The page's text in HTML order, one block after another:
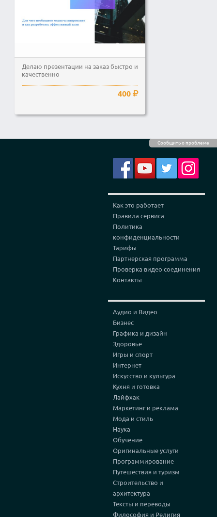
Сообщить о проблеме
Делаю презентации на заказ быстро и
качественно
400
Как это работает
Правила сервиса
Политика
конфиденциальности
Тарифы
Партнерская программа
Проверка видео соединения
Контакты
Аудио и Видео
Бизнес
Графика и дизайн
Здоровье
Игры и спорт
Интернет
Искусство и культура
Кухня и готовка
Лайфхак
Маркетинг и реклама
Мода и стиль
Наука
Обучение
Оригинальные услуги
Программирование
Путешествия и туризм
Строительство и
архитектура
Тексты и переводы
Философия и Религия